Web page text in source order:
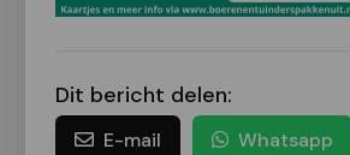
Dit bericht delen:
E-mail Whatsapp